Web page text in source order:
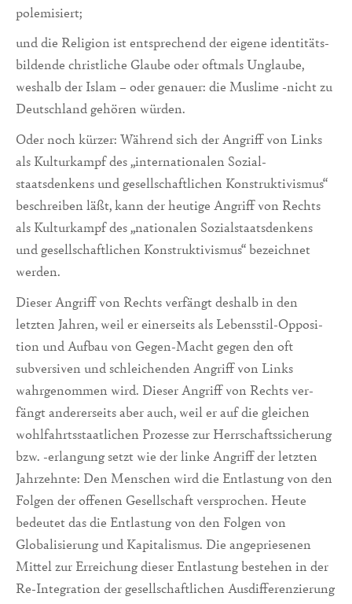
polemisiert;
und die Religion ist entsprechend der ei­gene identitäts­
bildende christliche Glaube oder oftmals Unglaube,
weshalb der Islam – oder genauer: die Muslime -nicht zu
Deutschland gehören würden.
Oder noch kür­zer: Während sich der An­griff von Links
als Kul­turkampf des „internati­onalen Sozial­
staatsdenkens und gesell­schaftlichen Konstrukti­vismus“
beschrei­ben läßt, kann der heutige Angriff von Rechts
als Kulturkampf des „nati­onalen Sozialstaatsdenkens
und gesellschaftlichen Konstrukti­vismus“ bezeichnet
werden.
Dieser Angriff von Rechts verfängt deshalb in den
letzten Jahren, weil er einerseits als Lebensstil-Opposi­
tion und Aufbau von Gegen-Macht gegen den oft
subversiven und schleichenden An­griff von Links
wahrgenommen wird. Dieser Angriff von Rechts ver­
fängt andererseits aber auch, weil er auf die gleichen
wohlfahrtsstaatlichen Prozesse zur Herr­schaftssicherung
bzw. -erlangung setzt wie der linke Angriff der letzten
Jahrzehnte: Den Menschen wird die Entlastung von den
Folgen der offenen Gesellschaft verspro­chen. Heute
bedeutet das die Entlastung von den Folgen von
Globalisierung und Kapitalis­mus. Die angepriesenen
Mittel zur Erreichung dieser Entlastung bestehen in der
Re-Integration der gesellschaftlichen Ausdifferenzierung